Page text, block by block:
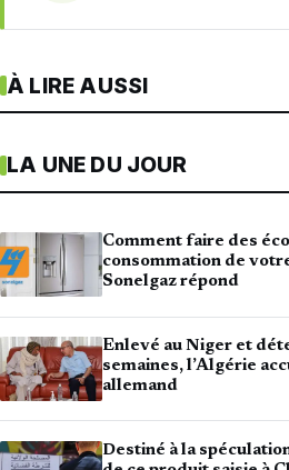
À LIRE AUSSI
LA UNE DU JOUR
Comment faire des
consommation de
Sonelgaz répond
Enlevé au Niger et
semaines, l’Algérie
allemand
Destiné à la